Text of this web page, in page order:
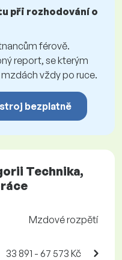
při rozhodování o
férově.
report, se kterým
vždy po ruce.
bezplatně
Technika,
Mzdové rozpětí
33 891 - 67 573 Kč